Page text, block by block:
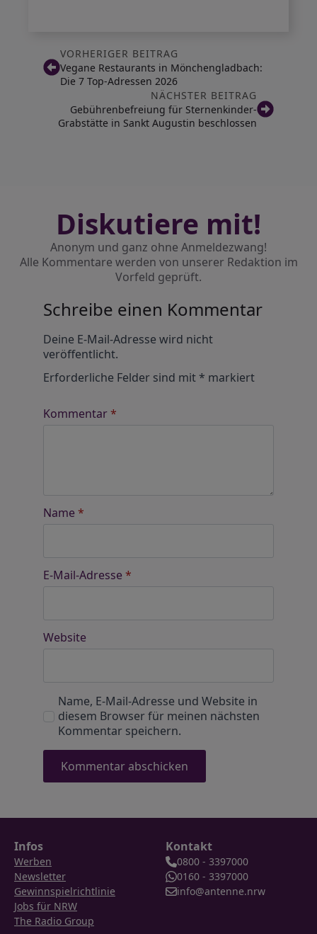
VORHERIGER BEITRAG
Vegane Restaurants in Mönchengladbach:
Die 7 Top-Adressen 2026
NÄCHSTER BEITRAG
Gebührenbefreiung für Sternenkinder-
Grabstätte in Sankt Augustin beschlossen
Diskutiere mit!
Anonym und ganz ohne Anmeldezwang!
Alle Kommentare werden von unserer Redaktion im
Vorfeld geprüft.
Schreibe einen Kommentar
Deine E-Mail-Adresse wird nicht
veröffentlicht.
Erforderliche Felder sind mit* markiert
Kommentar*
Name *
E-Mail-Adresse *
Website
Name, E-Mail-Adresse und Website in
diesem Browser für meinen nächsten
Kommentar speichern.
Infos
Werben
Newsletter
Gewinnspielrichtlinie
Jobs für NRW
The Radio Group
Kontakt
0800 - 3397000
0160 - 3397000
info@antenne.nrw